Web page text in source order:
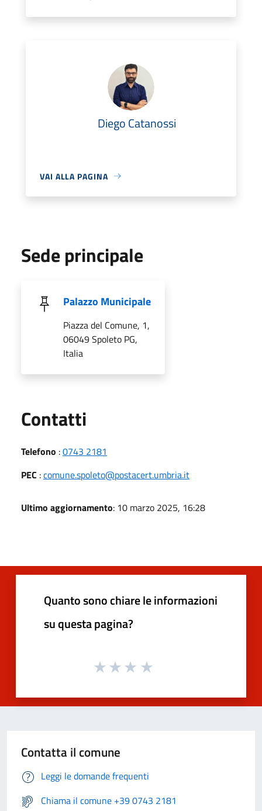
Diego Catanossi
VAI ALLA PAGINA
Sede principale
Palazzo Municipale
Piazza del Comune, 1,
06049 Spoleto PG,
Italia
Contatti
Telefono :0743 2181
PEC :comune.spoleto@postacert.umbria.it
Ultimo aggiornamento: 10 marzo 2025, 16:28
Quanto sono chiare le informazioni
su questa pagina?
Contatta il comune
Leggi le domande frequenti
Chiama il comune +39 0743 2181